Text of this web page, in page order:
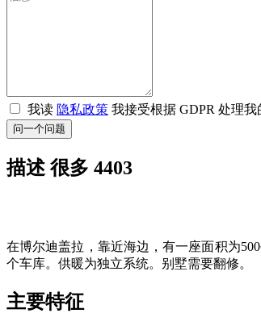
我读 隐私政策 我接受根据 GDPR 处理我
问一个问题
描述 很多 4403
在博尔迪盖拉，靠近海边，有一座面积为
个车库。供暖为独立系统。别墅需要翻修。
主要特征